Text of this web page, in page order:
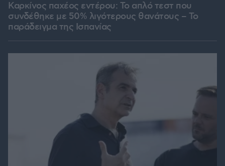
Καρκίνος παχέος εντέρου: Το απλό τεστ που
συνδέθηκε με 50% λιγότερους θανάτους – Το
παράδειγμα της Ισπανίας